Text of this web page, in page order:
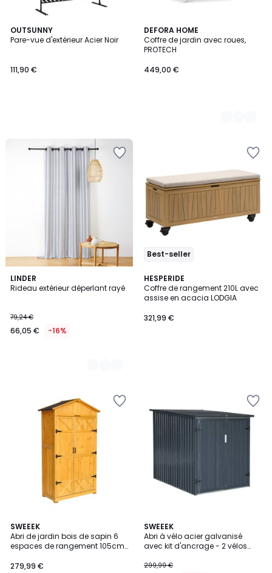
OUTSUNNY
Pare-vue d'extérieur Acier Noir
111,90 €
DEFORA HOME
Coffre de jardin avec roues,
PROTECH
449,00 €
3
Couleurs
LINDER
Rideau extérieur déperlant rayé
79,24 €
66,05 € -16%
4
Couleurs
Best-seller
HESPERIDE
Coffre de rangement 210L avec
assise en acacia LODGIA
321,99 €
SWEEEK
Abri de jardin bois de sapin 6
espaces de rangement 105cm
279,99 €
5
/
5
SWEEEK
Abri à vélo acier galvanisé
avec kit d'ancrage - 2 vélos
299,99 €
3,2
/ 5
2
Couleurs